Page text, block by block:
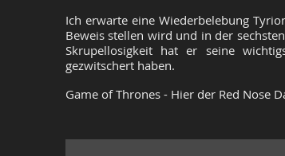
Ich erwarte eine Wiederbelebung
Beweis stellen wird und in der
Skrupellosigkeit hat er seine
gezwitschert haben.
Game of Thrones - Hier der Red Nose